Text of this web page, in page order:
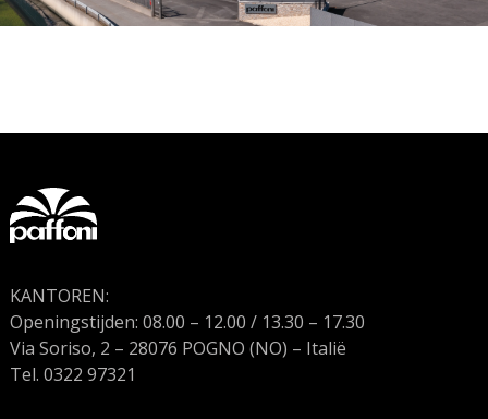
KANTOREN:
Openingstijden: 08.00 – 12.00 / 13.30 – 17.30
Via Soriso, 2 – 28076 POGNO (NO) – Italië
Tel. 0322 97321